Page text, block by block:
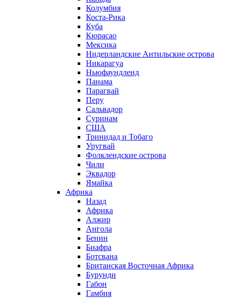
Колумбия
Коста-Рика
Куба
Кюрасао
Мексика
Нидерландские Антильские острова
Никарагуа
Ньюфаундленд
Панама
Парагвай
Перу
Сальвадор
Суринам
США
Тринидад и Тобаго
Уругвай
Фолклендские острова
Чили
Эквадор
Ямайка
Африка
Назад
Африка
Алжир
Ангола
Бенин
Биафра
Ботсвана
Британская Восточная Африка
Бурунди
Габон
Гамбия